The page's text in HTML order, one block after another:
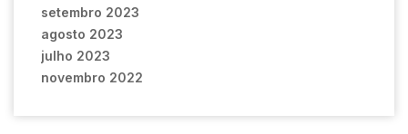
setembro 2023
agosto 2023
julho 2023
novembro 2022